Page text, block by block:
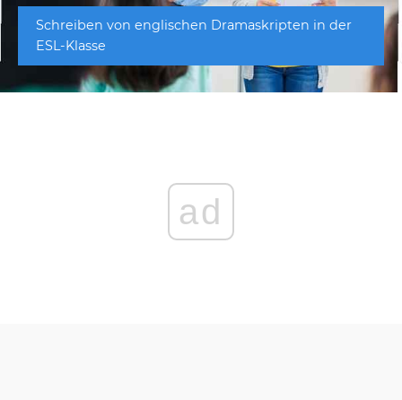
Schreiben von englischen Dramaskripten in der
ESL-Klasse
ad